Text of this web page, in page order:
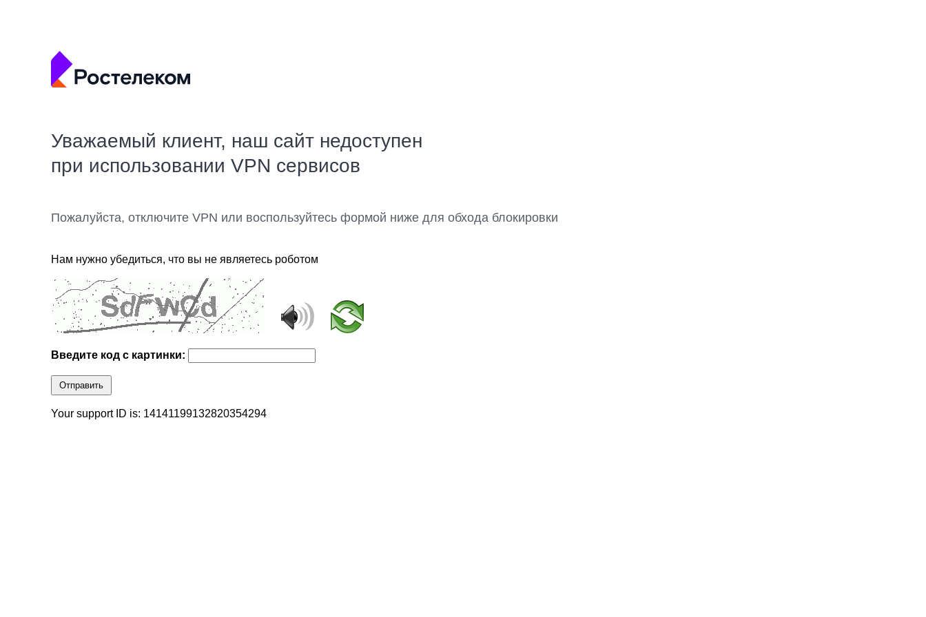
Уважаемый клиент, наш сайт недоступен
при использовании VPN сервисов
Пожалуйста, отключите VPN или воспользуйтесь формой ниже для обхода блокировки
Нам нужно убедиться, что вы не являетесь роботом
Введите код с картинки:
Отправить
Your support ID is: 14141199132820354294